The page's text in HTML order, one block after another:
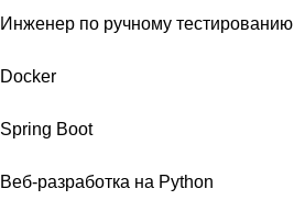
Инженер по ручному тестированию
Docker
Spring Boot
Веб-разработка на Python